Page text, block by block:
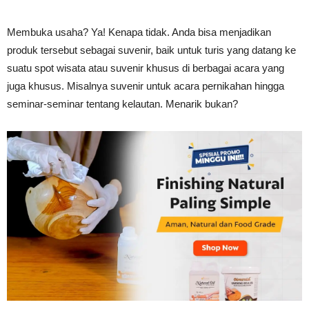
Lama
Membuka usaha? Ya! Kenapa tidak. Anda bisa menjadikan
produk tersebut sebagai suvenir, baik untuk turis yang datang ke
suatu spot wisata atau suvenir khusus di berbagai acara yang
juga khusus. Misalnya suvenir untuk acara pernikahan hingga
seminar-seminar tentang kelautan. Menarik bukan?